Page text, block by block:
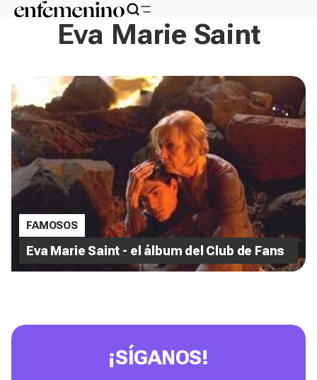
Eva Marie Saint
FAMOSOS
Eva Marie Saint - el álbum del Club de Fans
¡SÍGANOS!